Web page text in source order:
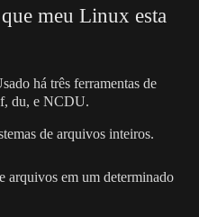
meu Linux esta
há três ferramentas de
du, e NCDU.
de arquivos inteiros.
arquivos em um determinado